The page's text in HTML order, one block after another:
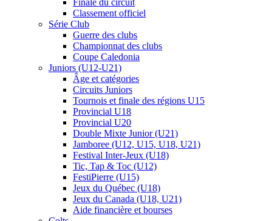
Finale du circuit
Classement officiel
Série Club
Guerre des clubs
Championnat des clubs
Coupe Caledonia
Juniors (U12-U21)
Âge et catégories
Circuits Juniors
Tournois et finale des régions U15
Provincial U18
Provincial U20
Double Mixte Junior (U21)
Jamboree (U12, U15, U18, U21)
Festival Inter-Jeux (U18)
Tic, Tap & Toc (U12)
FestiPierre (U15)
Jeux du Québec (U18)
Jeux du Canada (U18, U21)
Aide financière et bourses